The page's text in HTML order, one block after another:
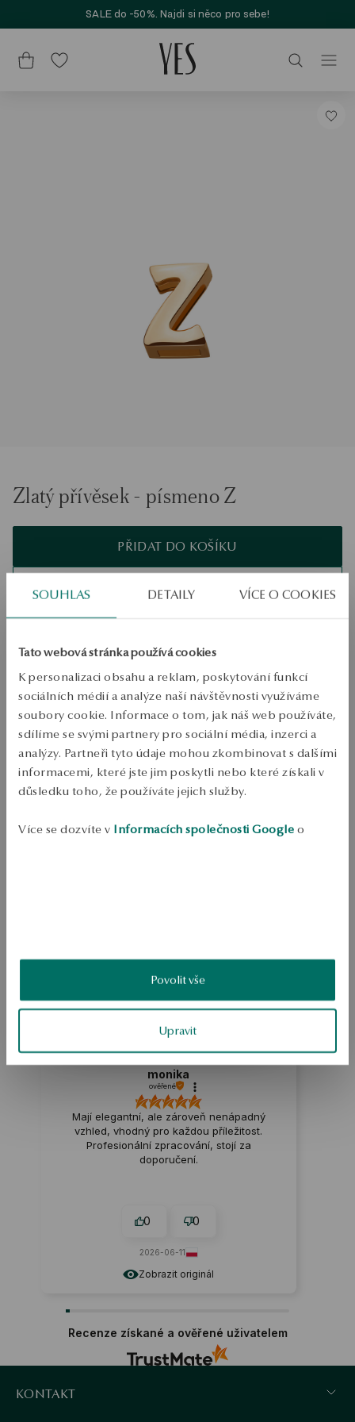
SOUHLAS DETAILY VÍCE O COOKIES
Tato webová stránka používá cookies
K personalizaci obsahu a reklam, poskytování funkcí
sociálních médií a analýze naší návštěvnosti využíváme
soubory cookie. Informace o tom, jak náš web používáte,
sdílíme se svými partnery pro sociální média, inzerci a
analýzy. Partneři tyto údaje mohou zkombinovat s dalšími
informacemi, které jste jim poskytli nebo které získali v
důsledku toho, že používáte jejich služby.
Více se dozvíte v Informacích společnosti Google o
Povolit vše
Upravit
SALE do -50%. Najdi si něco pro sebe!
Zlatý přívěsek - písmeno Z
PŘIDAT DO KOŠÍKU
Ověřte si dostupnost na prodejně
Odeslání:1pracovní dny
Bezplatné vrácení až do 100 dnů v YES Clubu
PODROBNOSTI
Jewelry from 0.585 yellow gold. Průměrná hmotnost 0.3 g.
SKU: ZZ17342-Z0000-000000-000
BEZPEČNOST
Zobrazit originál
monika
ověřené
Mají elegantní, ale zároveň nenápadný
vzhled, vhodný pro každou příležitost.
Profesionální zpracování, stojí za
doporučení.
0 0
2026-06-11
Recenze získané a ověřené uživatelem
KONTAKT